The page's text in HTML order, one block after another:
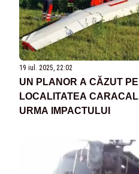
19 iul. 2025, 22:02
UN PLANOR A CĂZUT
LOCALITATEA
URMA IMPACTULUI